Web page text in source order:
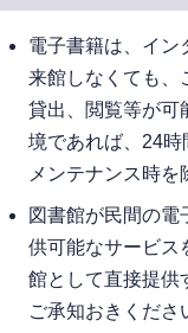
電子書籍は、イン
来館しなくても、
貸出、閲覧等が可
境であれば、24時
メンテナンス時を
図書館が民間の電
供可能なサービス
館として直接提供
ご承知おきくださ